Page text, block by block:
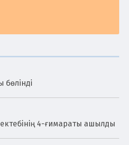
бөлінді
4-ғимараты ашылды